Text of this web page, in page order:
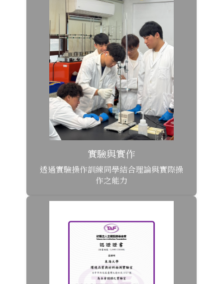
實驗與實作
透過實驗操作訓練同學結合理論與實際操
作之能力